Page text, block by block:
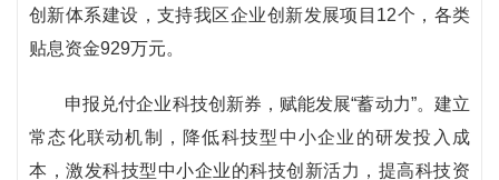
创新体系建设，支持我区企业创新发展项目12个，各类
贴息资金929万元。
申报兑付企业科技创新券，赋能发展“蓄动力”。建立
常态化联动机制，降低科技型中小企业的研发投入成
本，激发科技型中小企业的科技创新活力，提高科技资